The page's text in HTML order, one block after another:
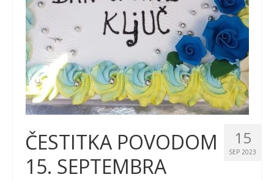
15
SEP 2023
ČESTITKA POVODOM
15. SEPTEMBRA